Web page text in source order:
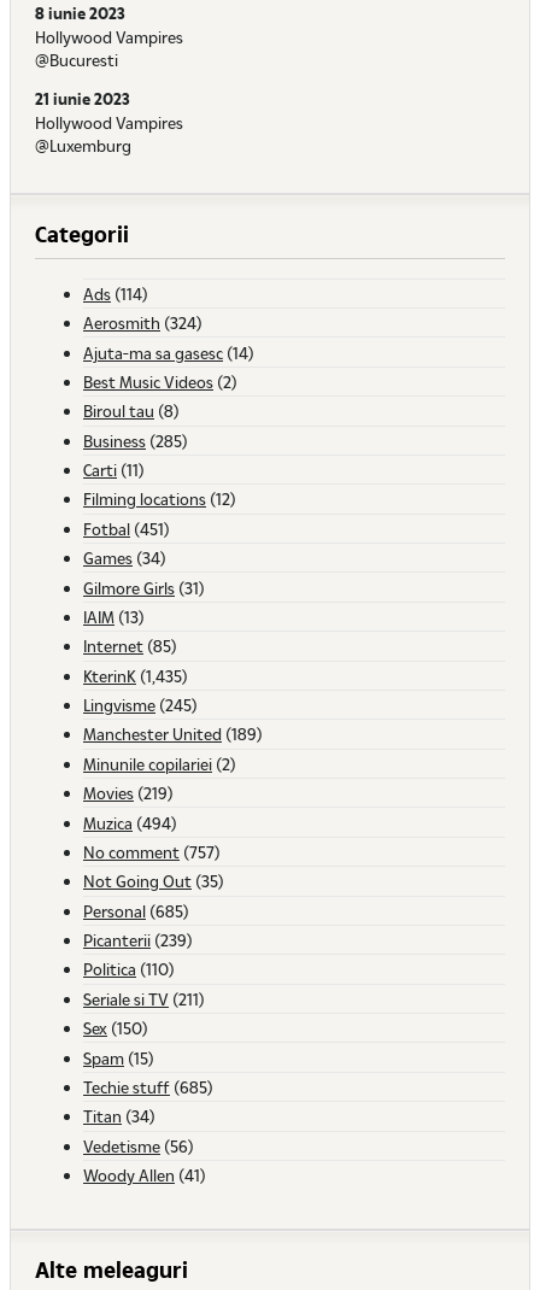
8 iunie 2023
Hollywood Vampires
@Bucuresti
21 iunie 2023
Hollywood Vampires
@Luxemburg
Categorii
Ads (114)
Aerosmith (324)
Ajuta-ma sa gasesc (14)
Best Music Videos (2)
Biroul tau (8)
Business (285)
Carti (11)
Filming locations (12)
Fotbal (451)
Games (34)
Gilmore Girls (31)
IAIM (13)
Internet (85)
KterinK (1,435)
Lingvisme (245)
Manchester United (189)
Minunile copilariei (2)
Movies (219)
Muzica (494)
No comment (757)
Not Going Out (35)
Personal (685)
Picanterii (239)
Politica (110)
Seriale si TV (211)
Sex (150)
Spam (15)
Techie stuff (685)
Titan (34)
Vedetisme (56)
Woody Allen (41)
Alte meleaguri